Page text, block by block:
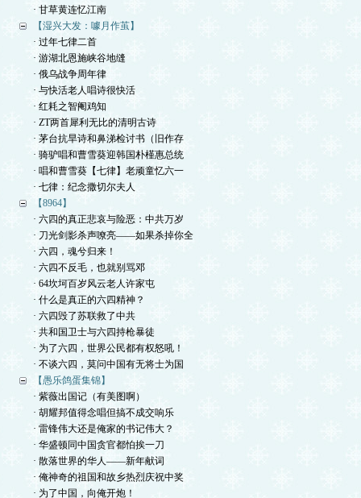
· 甘草黄连忆江南
【湿兴大发：噱月作茧】
· 过年七律二首
· 游湖北恩施峡谷地缝
· 俄乌战争周年律
· 与快活老人唱诗很快活
· 红耗之智阉鸡知
· ZT两首犀利无比的清明古诗
· 茅台抗旱诗和鼻涕检讨书（旧作存
· 骑驴唱和曹雪葵迎韩国朴槿惠总统
· 唱和曹雪葵【七律】老顽童忆六一
· 七律：纪念撒切尔夫人
【8964】
· 六四的真正悲哀与险恶：中共万岁
· 刀光剑影杀声嘹亮——如果杀掉你全
· 六四，魂兮归来！
· 六四不反毛，也就别骂邓
· 64坎坷百岁风云老人许家屯
· 什么是真正的六四精神？
· 六四毁了苏联救了中共
· 共和国卫士与六四持枪暴徒
· 为了六四，世界公民都有权怒吼！
· 不谈六四，莫问中国有无将士为国
【愚乐鸽蛋集锦】
· 紫薇出国记（有美图啊）
· 胡耀邦值得念唱但搞不成交响乐
· 雷锋伟大还是俺家的书记伟大？
· 华盛顿同中国贪官都怕挨一刀
· 散落世界的华人——新年献词
· 俺神奇的祖国和故乡热烈庆祝中奖
· 为了中国，向俺开炮！